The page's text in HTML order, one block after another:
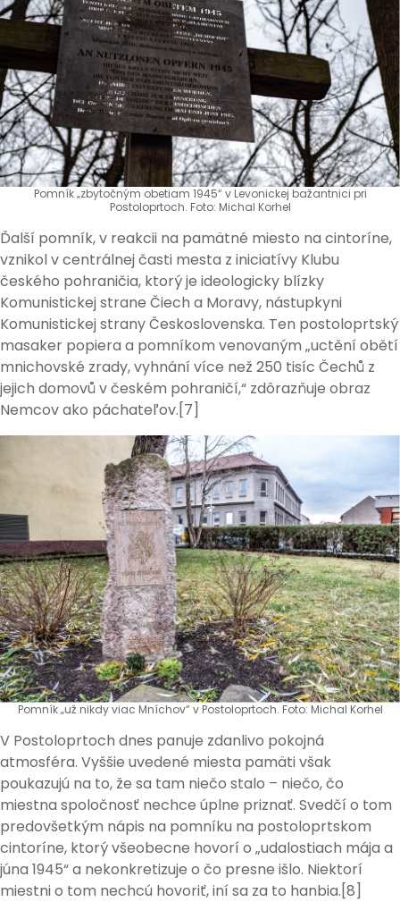
Pomník „zbytočným obetiam 1945“ v Levonickej bažantnici pri
Postoloprtoch. Foto: Michal Korhel
Ďalší pomník, v reakcii na pamätné miesto na cintoríne,
vznikol v centrálnej časti mesta z iniciatívy Klubu
českého pohraničia, ktorý je ideologicky blízky
Komunistickej strane Čiech a Moravy, nástupkyni
Komunistickej strany Československa. Ten postoloprtský
masaker popiera a pomníkom venovaným „uctění obětí
mnichovské zrady, vyhnání více než 250 tisíc Čechů z
jejich domovů v českém pohraničí,“ zdôrazňuje obraz
Nemcov ako páchateľov.[7]
Pomník „už nikdy viac Mníchov“ v Postoloprtoch. Foto: Michal Korhel
V Postoloprtoch dnes panuje zdanlivo pokojná
atmosféra. Vyššie uvedené miesta pamäti však
poukazujú na to, že sa tam niečo stalo – niečo, čo
miestna spoločnosť nechce úplne priznať. Svedčí o tom
predovšetkým nápis na pomníku na postoloprtskom
cintoríne, ktorý všeobecne hovorí o „udalostiach mája a
júna 1945“ a nekonkretizuje o čo presne išlo. Niektorí
miestni o tom nechcú hovoriť, iní sa za to hanbia.[8]